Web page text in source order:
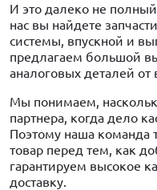
И это далеко не
нас вы найдете
системы, впускной и
предлагаем большой
аналоговых деталей
Мы понимаем,
партнера, когда дело
Поэтому наша команда
товар перед тем, как
гарантируем высокое
доставку.